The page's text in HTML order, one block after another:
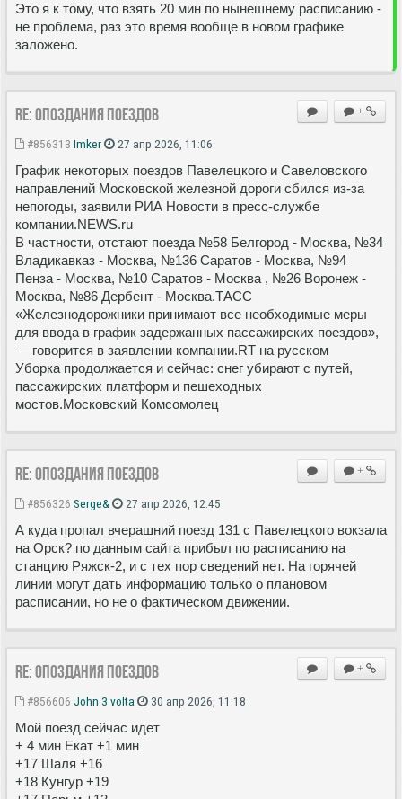
Это я к тому, что взять 20 мин по нынешнему расписанию -
не проблема, раз это время вообще в новом графике
заложено.
+
Re: Опоздания поездов
#856313 Imker 27 апр 2026, 11:06
График некоторых поездов Павелецкого и Савеловского
направлений Московской железной дороги сбился из-за
непогоды, заявили РИА Новости в пресс-службе
компании.NEWS.ru
В частности, отстают поезда №58 Белгород - Москва, №34
Владикавказ - Москва, №136 Саратов - Москва, №94
Пенза - Москва, №10 Саратов - Москва , №26 Воронеж -
Москва, №86 Дербент - Москва.ТАСС
«Железнодорожники принимают все необходимые меры
для ввода в график задержанных пассажирских поездов»,
— говорится в заявлении компании.RT на русском
Уборка продолжается и сейчас: снег убирают с путей,
пассажирских платформ и пешеходных
мостов.Московский Комсомолец
+
Re: Опоздания поездов
#856326 Serge& 27 апр 2026, 12:45
А куда пропал вчерашний поезд 131 с Павелецкого вокзала
на Орск? по данным сайта прибыл по расписанию на
станцию Ряжск-2, и с тех пор сведений нет. На горячей
линии могут дать информацию только о плановом
расписании, но не о фактическом движении.
+
Re: Опоздания поездов
#856606 John 3 volta 30 апр 2026, 11:18
Мой поезд сейчас идет
+ 4 мин Екат +1 мин
+17 Шаля +16
+18 Кунгур +19